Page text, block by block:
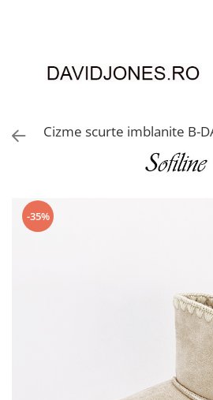
Accesorii
Genti din piele
Incaltaminte
Cizme scurte imblanite B-
-35%